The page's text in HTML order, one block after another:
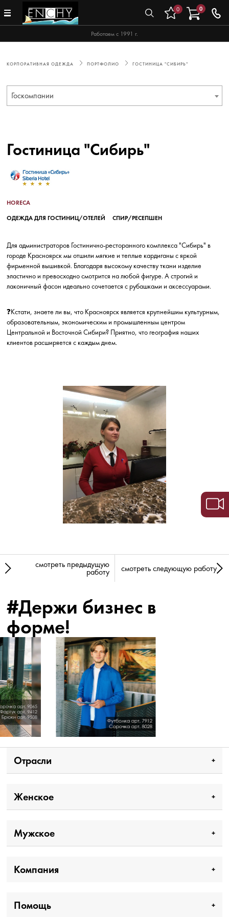
Работаем с 1991 г.
0 0
КОРПОРАТИВНАЯ ОДЕЖДА ПОРТФОЛИО ГОСТИНИЦА "СИБИРЬ"
Госкомпании
Гостиница "Сибирь"
HORECA
ОДЕЖДА ДЛЯ ГОСТИНИЦ/ОТЕЛЕЙ
СПИР/РЕСЕПШЕН
Для администраторов Гостинично-ресторанного комплекса "Сибирь" в
городе Красноярск мы отшили мягкие и теплые кардиганы с яркой
фирменной вышивкой. Благодаря высокому качеству ткани изделие
эластично и превосходно смотрится на любой фигуре. А строгий и
лаконичный фасон идеально сочетается с рубашками и аксессуарами.
❓Кстати, знаете ли вы, что Красноярск является крупнейшим культурным,
образовательным, экономическим и промышленным центром
Центральной и Восточной Сибири? Приятно, что география наших
клиентов расширяется с каждым днем.
смотреть предыдущую
работу смотреть следующую работу
#Держи бизнес в
форме!
Отрасли
Женское
Мужское
Компания
Помощь